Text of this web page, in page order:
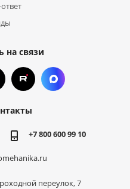
на связи
+7 800 600 99 10
переулок, 7